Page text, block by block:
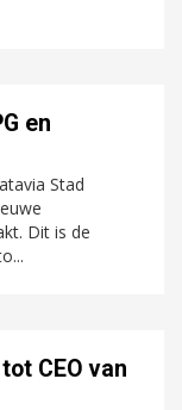
en
Stad
Dit is de
CEO van